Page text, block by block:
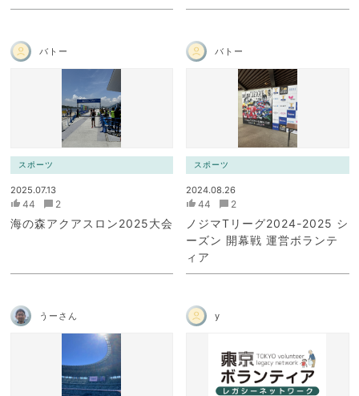
バトー
スポーツ
2025.07.13
44 2
海の森アクアスロン2025大会
バトー
スポーツ
2024.08.26
44 2
ノジマTリーグ2024-2025 シ
ーズン 開幕戦 運営ボランテ
ィア
うーさん y